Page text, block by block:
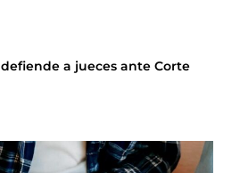
a jueces ante Corte